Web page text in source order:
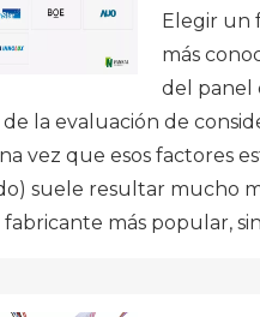
Elegir un
más
del panel
la evaluación de
vez que esos factores
suele resultar mucho
más popular,